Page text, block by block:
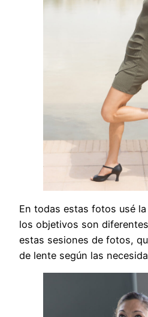
En todas estas fotos usé la
los objetivos son
estas sesiones de fotos,
de lente según las